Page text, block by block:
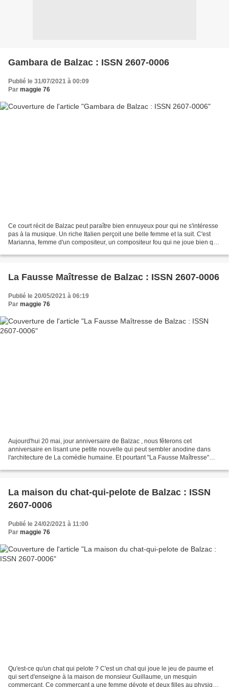
Gambara de Balzac : ISSN 2607-0006
Publié le 31/07/2021 à 00:09
Par maggie 76
Ce court récit de Balzac peut paraître bien ennuyeux pour qui ne s'intéresse
pas à la musique. Un riche Italien perçoit une belle femme et la suit. C'est
Marianna, femme d'un compositeur, un compositeur fou qui ne joue bien que
La Fausse Maîtresse de Balzac : ISSN 2607-0006
Publié le 20/05/2021 à 06:19
Par maggie 76
Aujourd'hui 20 mai, jour anniversaire de Balzac , nous fêterons cet
anniversaire en lisant une petite nouvelle qui peut sembler anodine dans
l'architecture de La comédie humaine. Et pourtant "La Fausse Maîtresse"
La maison du chat-qui-pelote de Balzac : ISSN
2607-0006
Publié le 24/02/2021 à 11:00
Par maggie 76
Qu'est-ce qu'un chat qui pelote ? C'est un chat qui joue le jeu de paume et
qui sert d'enseigne à la maison de monsieur Guillaume, un mesquin
commerçant. Ce commerçant a une femme dévote et deux filles au physique